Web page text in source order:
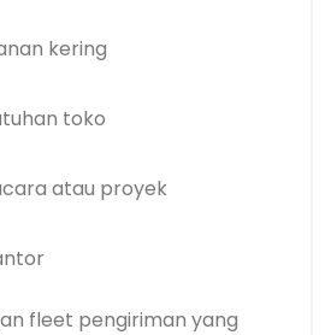
kering
toko
atau proyek
fleet pengiriman yang